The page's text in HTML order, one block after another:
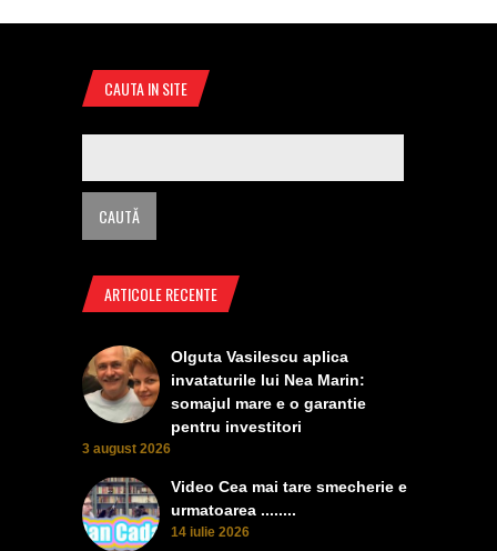
CAUTA IN SITE
ARTICOLE RECENTE
Olguta Vasilescu aplica
invataturile lui Nea Marin:
somajul mare e o garantie
pentru investitori
3 august 2026
Video Cea mai tare smecherie e
urmatoarea ........
14 iulie 2026